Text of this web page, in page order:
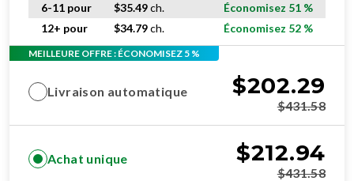
6-11 pour
$35.49ch.
Économisez 51 %
12+ pour
$34.79ch. Économisez 52 %
MEILLEURE OFFRE : ÉCONOMISEZ 5 %
Livraison automatique $202.29
$431.58
Achat unique $212.94
$431.58